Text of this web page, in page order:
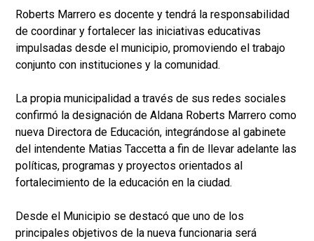
Roberts Marrero es docente y tendrá la responsabilidad
de coordinar y fortalecer las iniciativas educativas
impulsadas desde el municipio, promoviendo el trabajo
conjunto con instituciones y la comunidad.
La propia municipalidad a través de sus redes sociales
confirmó la designación de Aldana Roberts Marrero como
nueva Directora de Educación, integrándose al gabinete
del intendente Matias Taccetta a fin de llevar adelante las
políticas, programas y proyectos orientados al
fortalecimiento de la educación en la ciudad.
Desde el Municipio se destacó que uno de los
principales objetivos de la nueva funcionaria será